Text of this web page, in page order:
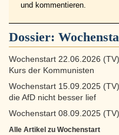
und kommentieren.
Dossier:
Wochenstart 22.06.2026
Kurs der Kommunisten
Wochenstart 15.09.2025
die AfD nicht besser lief
Wochenstart 08.09.2025
Alle Artikel zu Wochenstart